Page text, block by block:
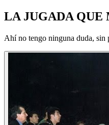
LA JUGADA QUE
Ahí no tengo ninguna duda, sin